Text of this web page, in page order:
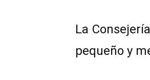
La
pequeño y